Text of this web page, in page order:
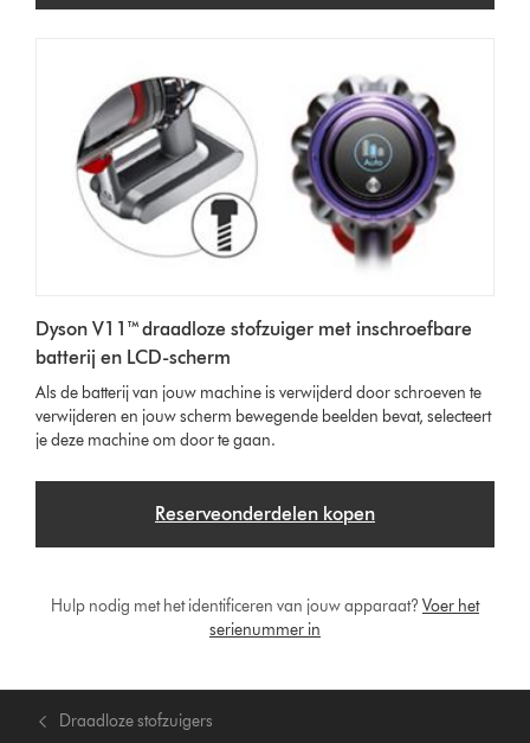
Dyson V11™ draadloze stofzuiger met inschroefbare
batterij en LCD-scherm
Als de batterij van jouw machine is verwijderd door schroeven te
verwijderen en jouw scherm bewegende beelden bevat, selecteert
je deze machine om door te gaan.
Reserveonderdelen kopen
Hulp nodig met het identificeren van jouw apparaat? Voer het
serienummer in
Draadloze stofzuigers